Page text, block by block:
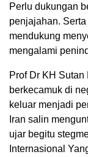
Perlu dukungan
penjajahan.
mendukung
mengalami
Prof Dr KH
berkecamuk di
keluar menjadi
Iran salin
ujar begitu
Internasional